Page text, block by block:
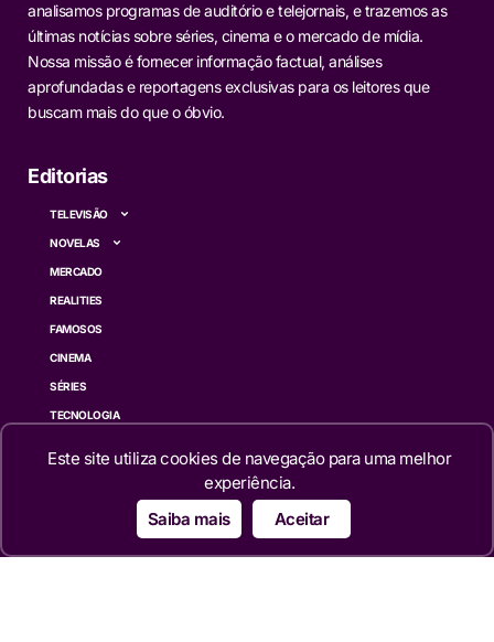
analisamos programas de auditório e telejornais, e trazemos as
últimas notícias sobre séries, cinema e o mercado de mídia.
Nossa missão é fornecer informação factual, análises
aprofundadas e reportagens exclusivas para os leitores que
buscam mais do que o óbvio.
Editorias
TELEVISÃO
NOVELAS
MERCADO
REALITIES
FAMOSOS
CINEMA
SÉRIES
TECNOLOGIA
QUEM SOMOS
Este site utiliza cookies de navegação para uma melhor
experiência.
Saiba mais
Aceitar